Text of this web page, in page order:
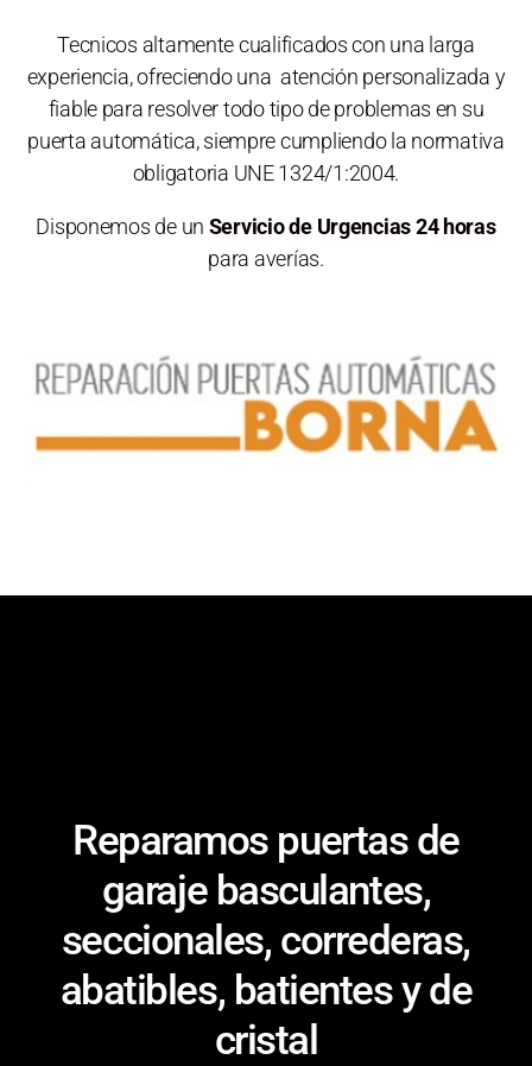
Tecnicos altamente cualificados con una larga
experiencia, ofreciendo una atención personalizada y
fiable para resolver todo tipo de problemas en su
puerta automática, siempre cumpliendo la normativa
obligatoria UNE 1324/1:2004.
Disponemos de un Servicio de Urgencias 24 horas
para averías.
Reparamos puertas de
garaje basculantes,
seccionales, correderas,
abatibles, batientes y de
cristal